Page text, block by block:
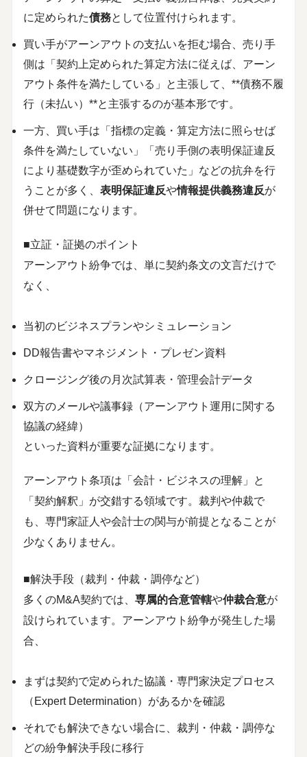
に定められた債務として位置付けられます。
買い手がアーンアウトの支払いを拒む場合、売り手
側は「契約上定められた算定方法に従えば、アーン
アウト条件を満たしている」と主張して、**債務不履
行（未払い）**と主張するのが基本形です。
一方、買い手は「指標の定義・算定方法に照らせば
条件を満たしていない」「売り手側の表明保証違反
により基礎数字が歪められていた」などの抗弁を行
うことが多く、 表明保証違反や情報提供義務違反が
併せて問題になります。
■立証・証拠のポイント
アーンアウト紛争では、単に契約条文の文言だけで
なく、
当初のビジネスプランやシミュレーション
DD報告書やマネジメント・プレゼン資料
クロージング後の月次試算表・管理会計データ
双方のメールや議事録（アーンアウト運用に関する
協議の経緯）
といった資料が重要な証拠になります。
アーンアウト条項は「会計・ビジネスの理解」と
「契約解釈」が交錯する領域です。裁判や仲裁で
も、専門家証人や会計士の関与が前提となることが
少なくありません。
■解決手段（裁判・仲裁・調停など）
多くのM&A契約では、 専属的合意管轄や仲裁合意が
設けられています。アーンアウト紛争が発生した場
合、
まずは契約で定められた協議・専門家決定プロセス
（Expert Determination）があるかを確認
それでも解決できない場合に、裁判・仲裁・調停な
どの紛争解決手段に移行